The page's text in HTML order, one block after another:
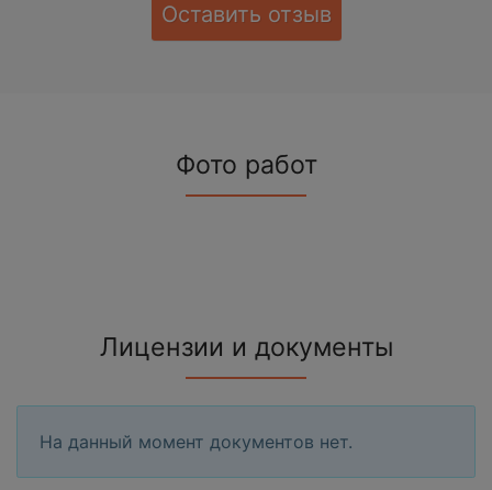
Оставить отзыв
Фото работ
Лицензии и документы
На данный момент документов нет.